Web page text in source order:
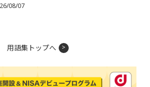
08/07
用語集トップへ